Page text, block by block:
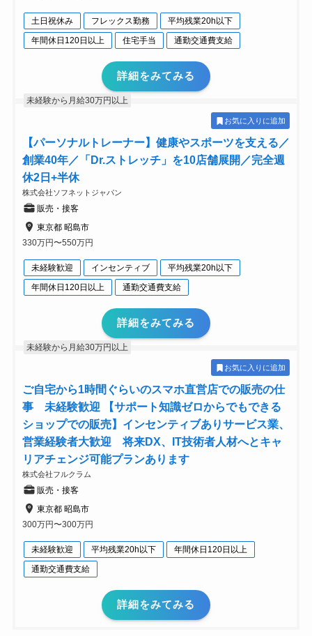
土日祝休み フレックス勤務
平均残業20h以下
年間休日120日以上
住宅手当 通勤交通費支給
詳細をみてみる
未経験から月給30万円以上
お気に入りに追加
【パーソナルトレーナー】健康やスポーツを支える／
創業40年／「Dr.ストレッチ」を10店舗展開／完全週
休2日+半休
株式会社ソフネットジャパン
販売・接客
東京都 昭島市
330万円〜550万円
未経験歓迎 インセンティブ
平均残業20h以下
年間休日120日以上
通勤交通費支給
詳細をみてみる
未経験から月給30万円以上
お気に入りに追加
ご自宅から1時間ぐらいのスマホ直営店での販売の仕
事 未経験歓迎 【サポート知識ゼロからでもできる
ショップでの販売】インセンティブありサービス業、
営業経験者大歓迎 将来DX、IT技術者人材へとキャ
リアチェンジ可能プランあります
株式会社フルクラム
販売・接客
東京都 昭島市
300万円〜300万円
未経験歓迎 平均残業20h以下
年間休日120日以上
通勤交通費支給
詳細をみてみる